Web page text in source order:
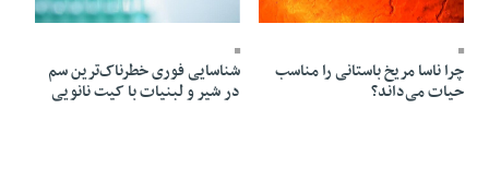
14 Ordibehesht 1405 - 09:59
چرا ناسا مریخ باستانی را مناسب
حیات می‌داند؟
شناسایی فوری خطرناک‌ترین سم
در شیر و لبنیات با کیت نانویی